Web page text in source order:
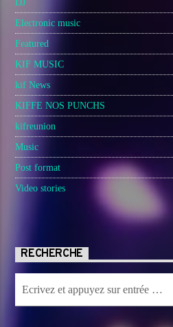
DJ
Electronic music
Featured
KIF MUSIC
kif News
KIFFE NOS PUNCHS
kifreunion
Music
Post format
Video stories
RECHERCHE